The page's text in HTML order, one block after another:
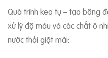
Quá trình keo tụ – tạo bông
xử lý độ màu và các chất ô
nước thải giặt mài: